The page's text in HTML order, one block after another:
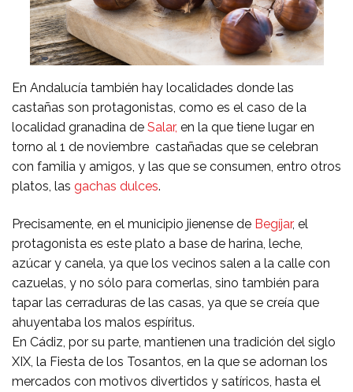
En Andalucía también hay localidades donde las
castañas son protagonistas, como es el caso de la
localidad granadina de Salar, en la que tiene lugar en
torno al 1 de noviembre castañadas que se celebran
con familia y amigos, y las que se consumen, entro otros
platos, las gachas dulces.
Precisamente, en el municipio jienense de Begíjar, el
protagonista es este plato a base de harina, leche,
azúcar y canela, ya que los vecinos salen a la calle con
cazuelas, y no sólo para comerlas, sino también para
tapar las cerraduras de las casas, ya que se creía que
ahuyentaba los malos espíritus.
En Cádiz, por su parte, mantienen una tradición del siglo
XIX, la Fiesta de los Tosantos, en la que se adornan los
mercados con motivos divertidos y satíricos, hasta el